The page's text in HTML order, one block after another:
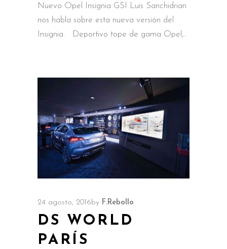
Nuevo Opel Insignia GSI Luis Sanchidrian
nos habla sobre esta nueva versión del
Insignia. Deportivo tope de gama Opel,
24 agosto, 2016by F.Rebollo
DS WORLD
PARÍS